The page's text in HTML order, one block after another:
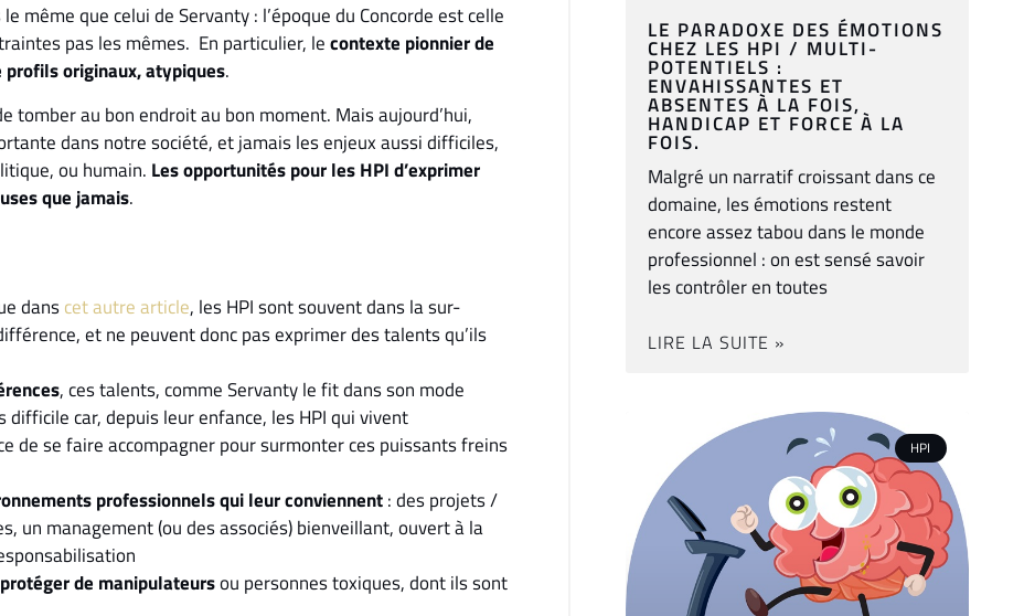
même que celui de Servanty : l’époque du Concorde est celle
pas les mêmes. En particulier, lecontexte pionnier de
profils originaux, atypiques.
tomber au bon endroit au bon moment. Mais aujourd’hui,
dans notre société, et jamais les enjeux aussi difficiles,
ou humain. Les opportunités pour les HPI d’exprimer
que jamais.
danscet autre article, les HPI sont souvent dans la sur-
et ne peuvent donc pas exprimer des talents qu’ils
, ces talents, comme Servanty le fit dans son mode
difficile car, depuis leur enfance, les HPI qui vivent
de se faire accompagner pour surmonter ces puissants freins
professionnels qui leur conviennent: des projets /
un management (ou des associés) bienveillant, ouvert à la
de manipulateursou personnes toxiques, dont ils sont
LE PARADOXE DES ÉMOTIONS
CHEZ LES HPI / MULTI-
POTENTIELS :
ENVAHISSANTES ET
ABSENTES À LA FOIS,
HANDICAP ET FORCE À LA
FOIS.
Malgré un narratif croissant dans ce
domaine, les émotions restent
encore assez tabou dans le monde
professionnel : on est sensé savoir
les contrôler en toutes
LIRE LA SUITE »
HPI